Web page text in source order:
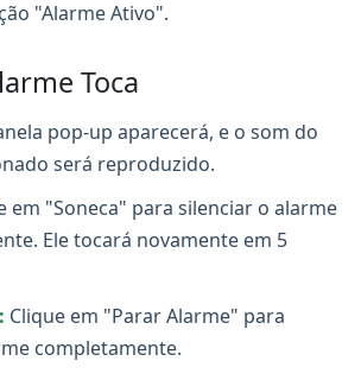
"Alarme Ativo".
Toca
pop-up aparecerá, e o som do
será reproduzido.
em "Soneca" para silenciar o alarme
Ele tocará novamente em 5
Clique em "Parar Alarme" para
completamente.